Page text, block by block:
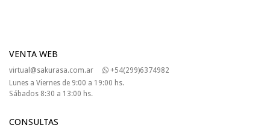
VENTA WEB
virtual@sakurasa.com.ar
+54(299)6374982
Lunes a Viernes de 9:00 a 19:00 hs.
Sábados 8:30 a 13:00 hs.
CONSULTAS